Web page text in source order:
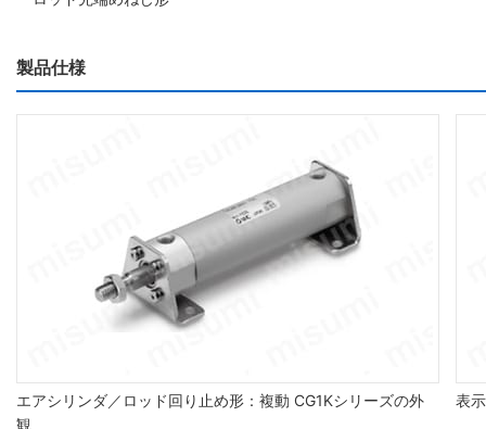
製品仕様
エアシリンダ／ロッド回り止め形：複動 CG1Kシリーズの外
観
表